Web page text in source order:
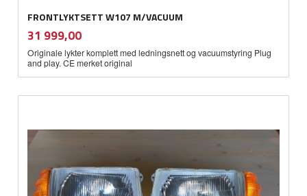
FRONTLYKTSETT W107 M/VACUUM
Pris
31 999,00mva.
Originale lykter komplett med ledningsnett og vacuumstyring Plug
and play. CE merket original